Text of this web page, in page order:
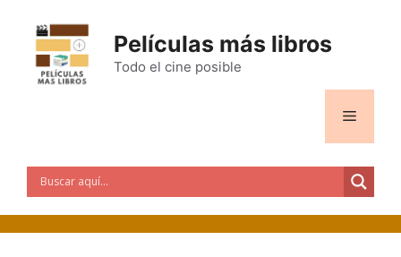
contenido
Películas más libros
Todo el cine posible
Menú